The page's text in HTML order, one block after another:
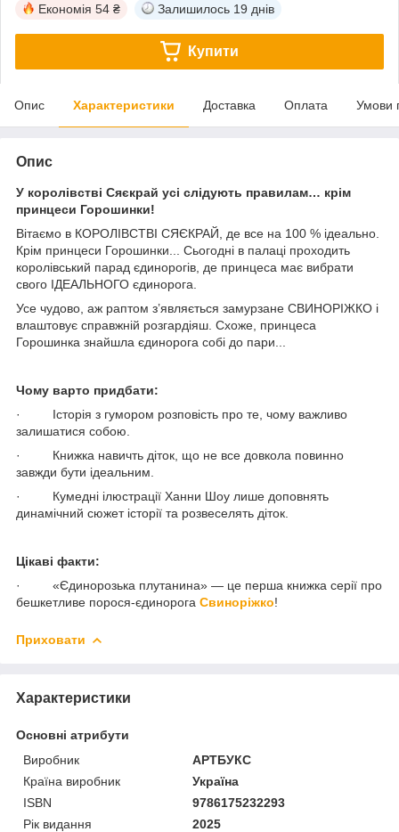
Економія 54 ₴ Залишилось 19 днів
Купити
Опис Характеристики Доставка Оплата Умови
Опис
У королівстві Сяєкрай усі слідують правилам… крім
принцеси Горошинки!
Вітаємо в КОРОЛІВСТВІ СЯЄКРАЙ, де все на 100 % ідеально.
Крім принцеси Горошинки... Сьогодні в палаці проходить
королівський парад єдинорогів, де принцеса має вибрати
свого ІДЕАЛЬНОГО єдинорога.
Усе чудово, аж раптом з’являється замурзане СВИНОРІЖКО і
влаштовує справжній розгардіяш. Схоже, принцеса
Горошинка знайшла єдинорога собі до пари...
Чому варто придбати:
· Історія з гумором розповість про те, чому важливо
залишатися собою.
· Книжка навичть діток, що не все довкола повинно
завжди бути ідеальним.
· Кумедні ілюстрації Ханни Шоу лише доповнять
динамічний сюжет історії та розвеселять діток.
Цікаві факти:
· «Єдинорозька плутанина» — це перша книжка серії про
бешкетливе порося-єдинорога Свиноріжко!
Приховати
Характеристики
Основні атрибути
Виробник
АРТБУКС
Країна виробник
Україна
ISBN
9786175232293
Рік видання
2025